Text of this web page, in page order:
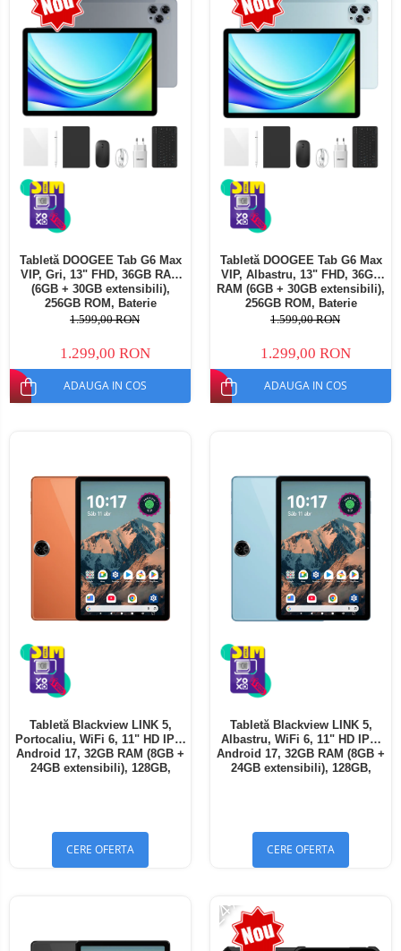
Telefoane mobile Ulefone
Telefoane mobile Unihertz
Telefoane mobile Cubot
Telefoane mobile Blackview
Telefoane mobile OSCAL
Telefoane mobile Fossibot
Telefoane mobile Lagenio
Telefoane mobile Samsung
Telefoane mobile iSEN
Telefoane mobile HUAWEI
Telefoane mobile iHunt
Telefoane mobile Xiaomi
Telefoane mobile Realme
Telefoane mobile ZTE Nubia
Tabletă DOOGEE Tab G6 Max
VIP, Gri, 13" FHD, 36GB RAM
(6GB + 30GB extensibili),
256GB ROM, Baterie
10800mAh, Android, Wi-Fi
1.599,00 RON
1.299,00 RON
ADAUGA IN COS
Tabletă DOOGEE Tab G6 Max
VIP, Albastru, 13" FHD, 36GB
RAM (6GB + 30GB extensibili),
256GB ROM, Baterie
10800mAh, Android, Wi-Fi
1.599,00 RON
1.299,00 RON
ADAUGA IN COS
Tabletă Blackview LINK 5,
Portocaliu, WiFi 6, 11" HD IPS,
Android 17, 32GB RAM (8GB +
24GB extensibili), 128GB,
CERE OFERTA
Tabletă Blackview LINK 5,
Albastru, WiFi 6, 11" HD IPS,
Android 17, 32GB RAM (8GB +
24GB extensibili), 128GB,
CERE OFERTA
-24%